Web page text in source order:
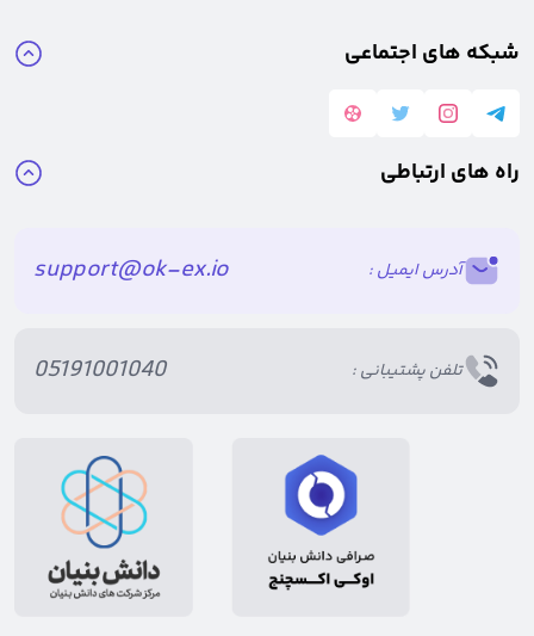
شبکه های اجتماعی
راه های ارتباطی
آدرس ایمیل : support@ok-ex.io
تلفن پشتیبانی : 05191001040